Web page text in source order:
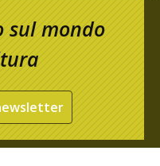
sul mondo